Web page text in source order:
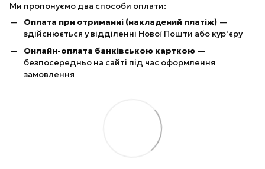
Ми пропонуємо два способи оплати:
Оплата при отриманні (накладений платіж) —
здійснюється у відділенні Нової Пошти або кур'єру
Онлайн-оплата банківською карткою —
безпосередньо на сайті під час оформлення
замовлення